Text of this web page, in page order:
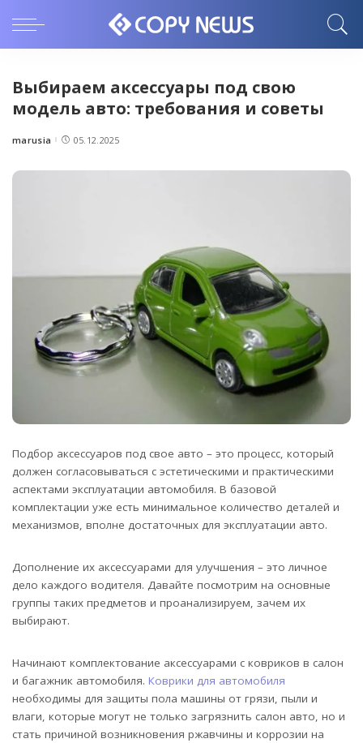
Выбираем аксессуары под свою
модель авто: требования и советы
Posted
marusia 05.12.2025
Подбор аксессуаров под свое авто – это процесс, который
должен согласовываться с эстетическими и практическими
аспектами эксплуатации автомобиля. В базовой
комплектации уже есть минимальное количество деталей и
механизмов, вполне достаточных для эксплуатации авто.
Дополнение их аксессуарами для улучшения – это личное
дело каждого водителя. Давайте посмотрим на основные
группы таких предметов и проанализируем, зачем их
выбирают.
Начинают комплектование аксессуарами с ковриков в салон
и багажник автомобиля. Коврики для автомобиля
необходимы для защиты пола машины от грязи, пыли и
влаги, которые могут не только загрязнить салон авто, но и
стать причиной возникновения ржавчины и коррозии на